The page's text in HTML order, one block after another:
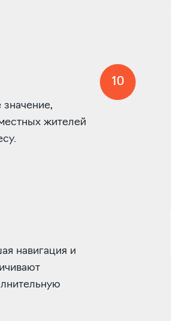
жителей
10
навигация и